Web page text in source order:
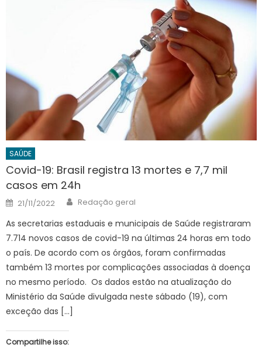
SAÚDE
Covid-19: Brasil registra 13 mortes e 7,7 mil
casos em 24h
Posted
on
21/11/2022 Author
Redação geral
As secretarias estaduais e municipais de Saúde registraram
7.714 novos casos de covid-19 na últimas 24 horas em todo
o país. De acordo com os órgãos, foram confirmadas
também 13 mortes por complicações associadas à doença
no mesmo período. Os dados estão na atualização do
Ministério da Saúde divulgada neste sábado (19), com
exceção das […]
Compartilhe isso: